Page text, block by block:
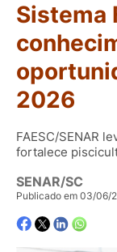
Sistema
2026
FAESC/SENAR
fortalece
SENAR/SC
Publicado em 03/06/